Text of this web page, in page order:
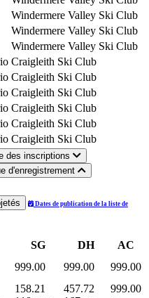
Windermere Valley Ski Club
Windermere Valley Ski Club
Windermere Valley Ski Club
Craigleith Ski Club
Craigleith Ski Club
Craigleith Ski Club
Craigleith Ski Club
Craigleith Ski Club
Craigleith Ski Club
des inscriptions
d'enregistrement
Dates de publication de la liste de
SG DH
AC
999.00 999.00
999.00
158.21
457.72
999.00